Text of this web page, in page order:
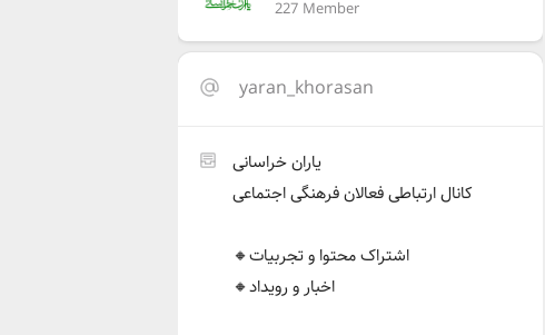
227 Member
yaran_khorasan
یاران خراسانی
کانال ارتباطی فعالان فرهنگی اجتماعی
🔸️اشتراک محتوا و تجربیات
🔸️اخبار و رویداد